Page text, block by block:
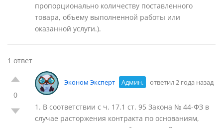
пропорционально количеству поставленного
товара, объему выполненной работы или
оказанной услуги.).
1 ответ
0
Эконом Эксперт Админ. ответил 2 года назад
1. В соответствии с ч. 17.1 ст. 95 Закона № 44-ФЗ в
случае расторжения контракта по основаниям,